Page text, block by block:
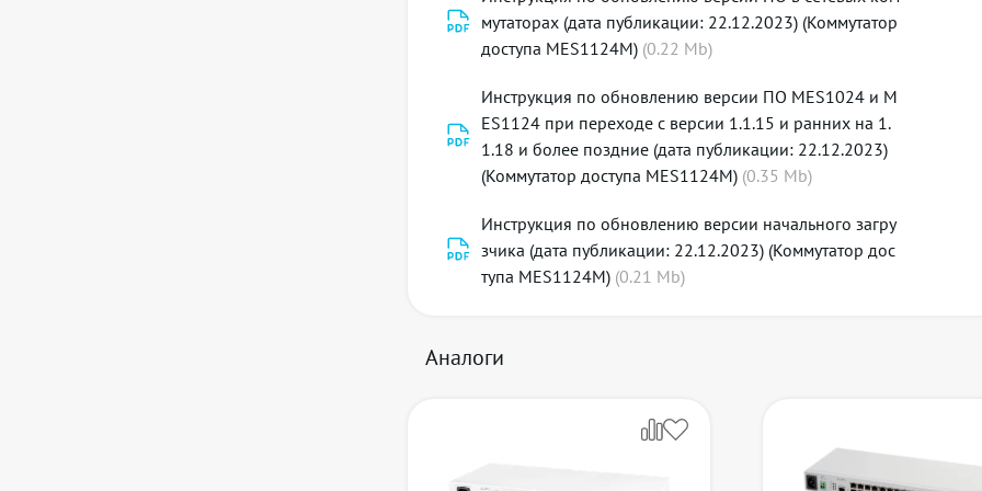
Поддержка IGMP Snooping v1,2,3
Поддержка IGMP snooping Fast Leave на основе порта/хоста
Поддержка MLD Snooping v1,2
Поддержка IGMP Querier
Поддержка MVR
Функции L2
Поддержка протокола RSTP (Rapid Spanning Tree Protocol, IEEE
Поддержка протокола MSTP (Multiple Spanning Tree Protocol,
Поддержка STP Multiprocess
Поддержка STP BPDU Guard
Поддержка Spanning Tree Fast Link option
Поддержка Layer 2 Protocol Tunneling
мутаторах (дата публикации: 22.12.2023) (Коммутатор
доступа MES1124M) (0.22 Mb)
Инструкция по обновлению версии ПО MES1024 и M
ES1124 при переходе с версии 1.1.15 и ранних на 1.
1.18 и более поздние (дата публикации: 22.12.2023)
(Коммутатор доступа MES1124M) (0.35 Mb)
Инструкция по обновлению версии начального загру
зчика (дата публикации: 22.12.2023) (Коммутатор дос
тупа MES1124M) (0.21 Mb)
Аналоги